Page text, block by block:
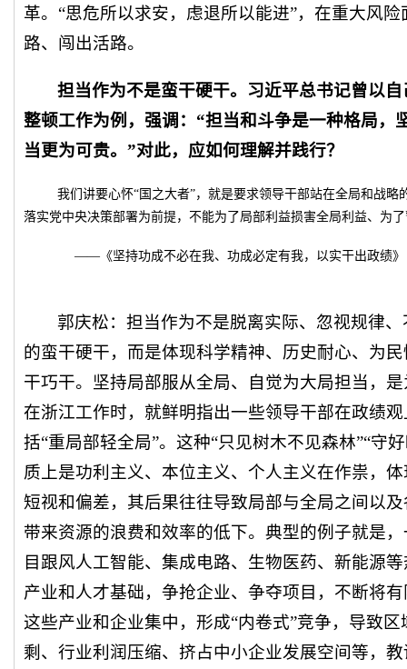
革。“思危所以求安，虑退所以能进”，在重大风
路、闯出活路。
担当作为不是蛮干硬干。习近平总书记曾以
整顿工作为例，强调：“担当和斗争是一种格局，
当更为可贵。”对此，应如何理解并践行？
我们讲要心怀“国之大者”，就是要求领导干部站在全局和战
落实党中央决策部署为前提，不能为了局部利益损害全局利益、为
——《坚持功成不必在我、功成必定有我，以实干出政绩
郭庆松：担当作为不是脱离实际、忽视规律
的蛮干硬干，而是体现科学精神、历史耐心、为
干巧干。坚持局部服从全局、自觉为大局担当，
在浙江工作时，就鲜明指出一些领导干部在政绩
括“重局部轻全局”。这种“只见树木不见森林”“守
质上是功利主义、本位主义、个人主义在作祟，
短视和偏差，其后果往往导致局部与全局之间以
带来资源的浪费和效率的低下。典型的例子就是
目跟风人工智能、集成电路、生物医药、新能源
产业和人才基础，争抢企业、争夺项目，不断将
这些产业和企业集中，形成“内卷式”竞争，导致
剩、行业利润压缩、挤占中小企业发展空间等，